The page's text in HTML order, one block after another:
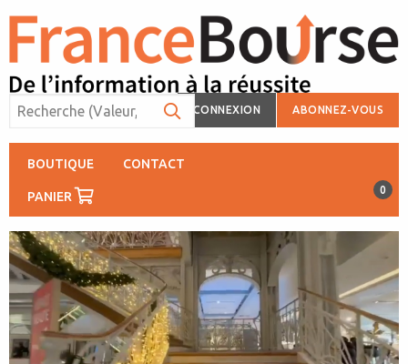
CONNEXION ABONNEZ-VOUS
BOUTIQUE CONTACT
PANIER 0